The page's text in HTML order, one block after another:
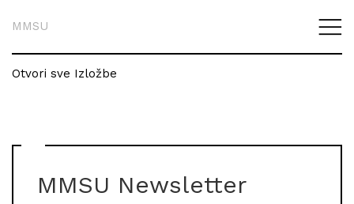
MMSU
Otvori sve Izložbe
MMSU Newsletter